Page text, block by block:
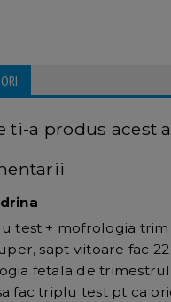
ti-a produs acest
test + mofrologia trim
sapt viitoare fac
fetala de trimestrul
fac triplu test pt ca